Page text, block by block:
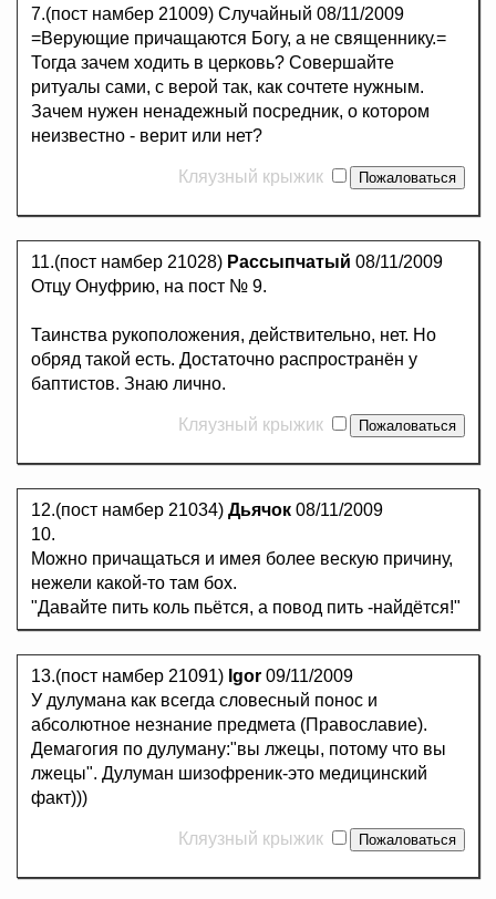
7.(пост намбер 21009) Случайный 08/11/2009
=Верующие причащаются Богу, а не священнику.=
Тогда зачем ходить в церковь? Совершайте
ритуалы сами, с верой так, как сочтете нужным.
Зачем нужен ненадежный посредник, о котором
неизвестно - верит или нет?
Кляузный крыжик
11.(пост намбер 21028) Рассыпчатый 08/11/2009
Отцу Онуфрию, на пост № 9.
Таинства рукоположения, действительно, нет. Но
обряд такой есть. Достаточно распространён у
баптистов. Знаю лично.
Кляузный крыжик
12.(пост намбер 21034) Дьячок 08/11/2009
10.
Можно причащаться и имея более вескую причину,
нежели какой-то там бох.
"Давайте пить коль пьётся, а повод пить -найдётся!"
13.(пост намбер 21091) Igor 09/11/2009
У дулумана как всегда словесный понос и
абсолютное незнание предмета (Православие).
Демагогия по дулуману:"вы лжецы, потому что вы
лжецы". Дулуман шизофреник-это медицинский
факт)))
Кляузный крыжик